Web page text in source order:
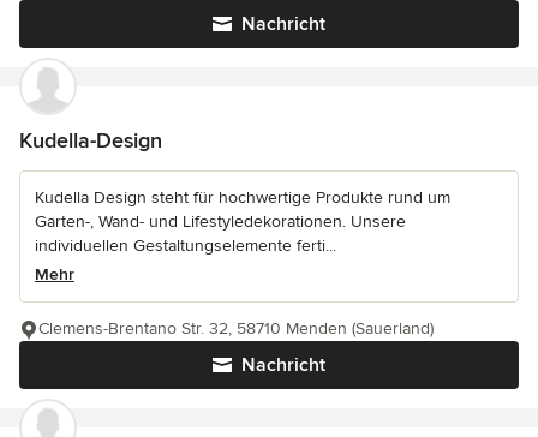
Nachricht
Kudella-Design
Kudella Design steht für hochwertige Produkte rund um
Garten-, Wand- und Lifestyledekorationen. Unsere
individuellen Gestaltungselemente ferti...
Mehr
Nachricht
Clemens-Brentano Str. 32, 58710 Menden (Sauerland)